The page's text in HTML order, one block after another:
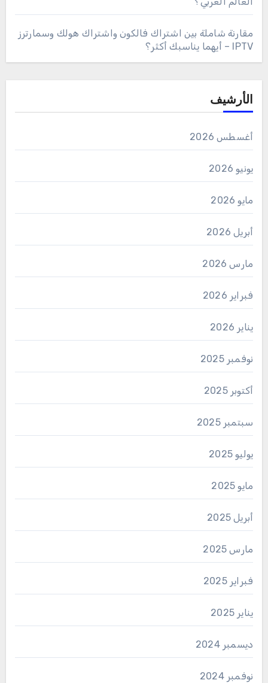
مقارنة شاملة بين اشتراك فالكون واشتراك هولك وسمارترز
IPTV – أيهما يناسبك أكثر؟
الأرشيف
أغسطس 2026
يونيو 2026
مايو 2026
أبريل 2026
مارس 2026
فبراير 2026
يناير 2026
نوفمبر 2025
أكتوبر 2025
سبتمبر 2025
يوليو 2025
مايو 2025
أبريل 2025
مارس 2025
فبراير 2025
يناير 2025
ديسمبر 2024
نوفمبر 2024